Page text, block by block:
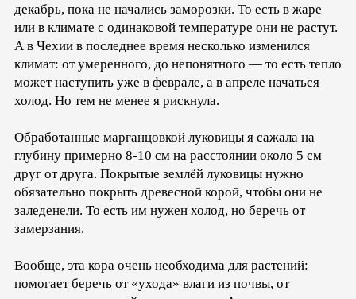
декабрь, пока не начались заморозки. То есть в жаре
или в климате с одинаковой температуре они не растут.
А в Чехии в последнее время несколько изменился
климат: от умеренного, до непонятного — то есть тепло
может наступить уже в феврале, а в апреле начаться
холод. Но тем не менее я рискнула.
Обработанные марганцовкой луковицы я сажала на
глубину примерно 8-10 см на расстоянии около 5 см
друг от друга. Покрытые землёй луковицы нужно
обязательно покрыть древесной корой, чтобы они не
заледенели. То есть им нужен холод, но беречь от
замерзания.
Вообще, эта кора очень необходима для растений:
помогает беречь от «ухода» влаги из почвы, от